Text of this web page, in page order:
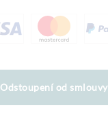
Odstoupení od smlouvy